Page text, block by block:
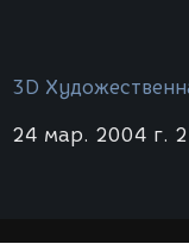
3D
24 мар. 2004 г.